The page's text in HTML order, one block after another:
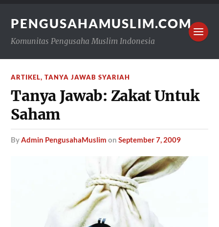
PENGUSAHAMUSLIM.COM
Komunitas Pengusaha Muslim Indonesia
ARTIKEL,TANYA JAWAB SYARIAH
Tanya Jawab: Zakat Untuk
Saham
byAdmin PengusahaMuslim onSeptember 7, 2009